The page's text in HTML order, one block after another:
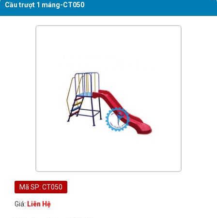
Cầu trượt 1 máng-CT050
Mã SP: CT050
Giá: Liên Hệ